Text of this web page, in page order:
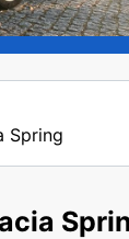
Spring